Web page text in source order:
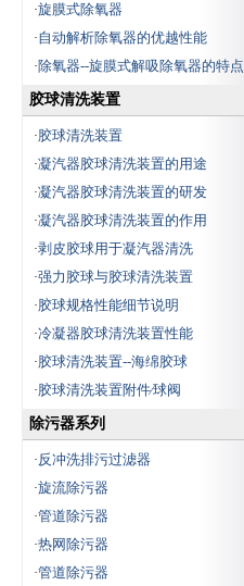
·旋膜式除氧器
·自动解析除氧器的优越性能
·除氧器--旋膜式解吸除氧器的特点
胶球清洗装置
·胶球清洗装置
·凝汽器胶球清洗装置的用途
·凝汽器胶球清洗装置的研发
·凝汽器胶球清洗装置的作用
·剥皮胶球用于凝汽器清洗
·强力胶球与胶球清洗装置
·胶球规格性能细节说明
·冷凝器胶球清洗装置性能
·胶球清洗装置--海绵胶球
·胶球清洗装置附件∕球阀
除污器系列
·反冲洗排污过滤器
·旋流除污器
·管道除污器
·热网除污器
·管道除污器